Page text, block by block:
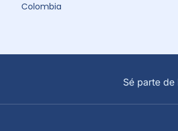
Colombia
Sé parte